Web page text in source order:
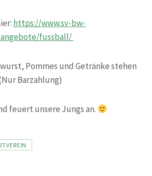
https://www.sv-bw-
fussball/
Pommes und Getränke stehen
Barzahlung)
feuert unsere Jungs an.